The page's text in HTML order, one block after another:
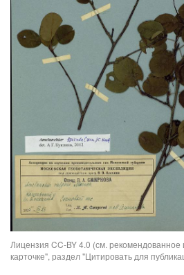
Лицензия CC-BY 4.0 (см.
карточке", раздел "Цитировать для